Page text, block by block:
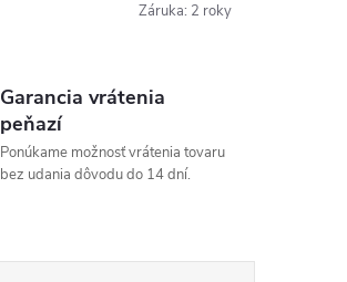
Záruka: 2 roky
Garancia vrátenia
peňazí
Ponúkame možnosť vrátenia tovaru
bez udania dôvodu do 14 dní.